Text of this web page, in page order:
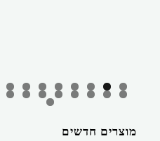
מוצרים חדשים